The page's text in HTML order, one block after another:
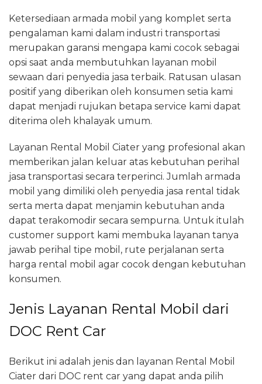
Ketersediaan armada mobil yang komplet serta
pengalaman kami dalam industri transportasi
merupakan garansi mengapa kami cocok sebagai
opsi saat anda membutuhkan layanan mobil
sewaan dari penyedia jasa terbaik. Ratusan ulasan
positif yang diberikan oleh konsumen setia kami
dapat menjadi rujukan betapa service kami dapat
diterima oleh khalayak umum.
Layanan Rental Mobil Ciater yang profesional akan
memberikan jalan keluar atas kebutuhan perihal
jasa transportasi secara terperinci. Jumlah armada
mobil yang dimiliki oleh penyedia jasa rental tidak
serta merta dapat menjamin kebutuhan anda
dapat terakomodir secara sempurna. Untuk itulah
customer support kami membuka layanan tanya
jawab perihal tipe mobil, rute perjalanan serta
harga rental mobil agar cocok dengan kebutuhan
konsumen.
Jenis Layanan Rental Mobil dari
DOC Rent Car
Berikut ini adalah jenis dan layanan Rental Mobil
Ciater dari DOC rent car yang dapat anda pilih